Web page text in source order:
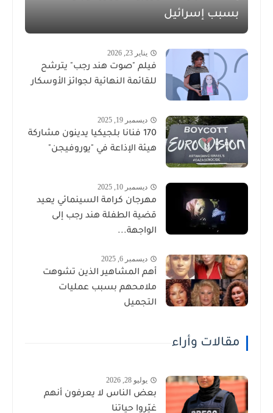
بسبب إسرائيل
يناير 23, 2026
فيلم "صوت هند رجب" يترشح
للقائمة النهائية لجوائز الأوسكار
ديسمبر 19, 2025
170 فنانا بلجيكيا يدينون مشاركة
هيئة الإذاعة في "يوروفيجن"
ديسمبر 10, 2025
مهرجان كرامة السينمائي يعيد
قضية الطفلة هند رجب إلى
الواجهة...
ديسمبر 6, 2025
أهم المشاهير الذين تشوهت
ملامحهم بسبب عمليات
التجميل
مقالات وأراء
يوليو 28, 2026
بعض الناس لا يعرفون أنهم
غيّروا حياتنا